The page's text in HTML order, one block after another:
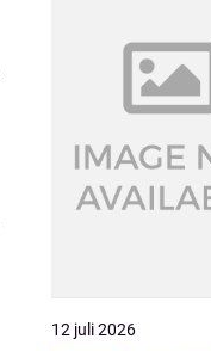
12 juli 2026